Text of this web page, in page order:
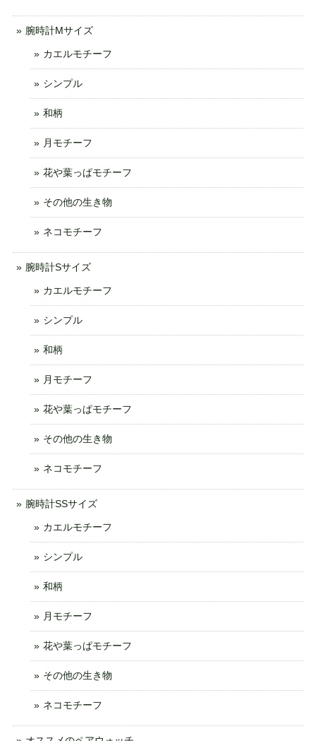
腕時計Mサイズ
カエルモチーフ
シンプル
和柄
月モチーフ
花や葉っぱモチーフ
その他の生き物
ネコモチーフ
腕時計Sサイズ
カエルモチーフ
シンプル
和柄
月モチーフ
花や葉っぱモチーフ
その他の生き物
ネコモチーフ
腕時計SSサイズ
カエルモチーフ
シンプル
和柄
月モチーフ
花や葉っぱモチーフ
その他の生き物
ネコモチーフ